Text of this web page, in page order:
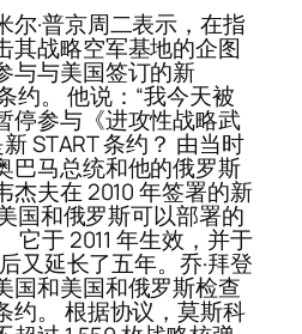
尔·普京周二表示，在指
其战略空军基地的企图
与与美国签订的新
约。 他说：“我今天被
停参与《进攻性战略武
START 条约？ 由当时
巴马总统和他的俄罗斯
杰夫在 2010 年签署的新
国和俄罗斯可以部署的
它于 2011 年生效，并于
又延长了五年。乔·拜登
国和美国和俄罗斯检查
约。 根据协议，莫斯科